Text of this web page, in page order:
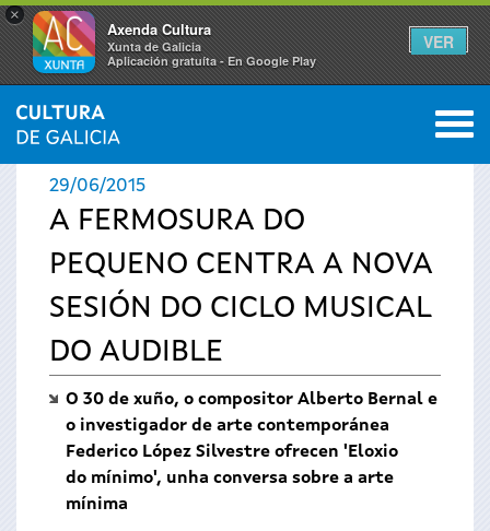
×
Axenda Cultura
Xunta de Galicia
Aplicación gratuíta - En Google Play
VER
Vostede
está
aquí
INICIO › ACTUALIDADE 0
29/06/2015
A FERMOSURA DO
PEQUENO CENTRA A NOVA
SESIÓN DO CICLO MUSICAL
DO AUDIBLE
O 30 de xuño, o compositor Alberto Bernal e
o investigador de arte contemporánea
Federico López Silvestre ofrecen 'Eloxio
do mínimo', unha conversa sobre a arte
mínima